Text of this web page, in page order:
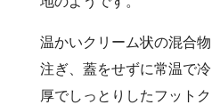
温かいクリーム状の混合
注ぎ、蓋をせずに常温で
厚でしっとりしたフット